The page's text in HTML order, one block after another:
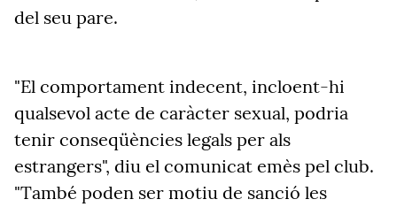
del seu pare.
"El comportament indecent, incloent-hi
qualsevol acte de caràcter sexual, podria
tenir conseqüències legals per als
estrangers", diu el comunicat emès pel club.
"També poden ser motiu de sanció les